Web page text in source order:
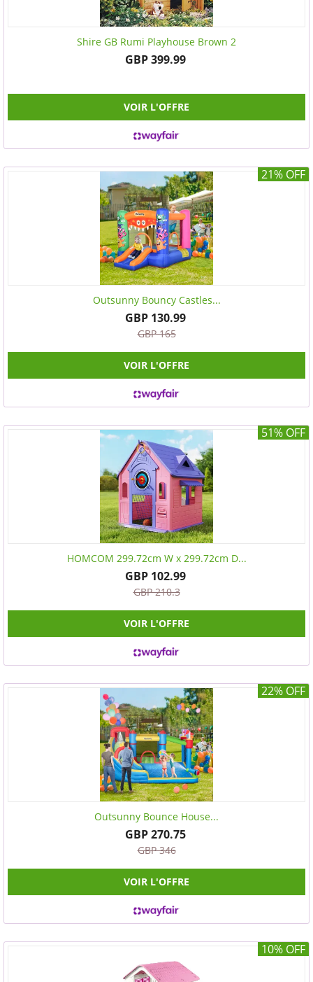
Shire GB Rumi Playhouse Brown 2
GBP 399.99
VOIR L'OFFRE
21% OFF
Outsunny Bouncy Castles...
GBP 130.99
GBP 165
VOIR L'OFFRE
51% OFF
HOMCOM 299.72cm W x 299.72cm D...
GBP 102.99
GBP 210.3
VOIR L'OFFRE
22% OFF
Outsunny Bounce House...
GBP 270.75
GBP 346
VOIR L'OFFRE
10% OFF